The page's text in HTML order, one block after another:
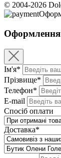
© 2004-2026
Оформлення
Ім'я*
Прізвище*
Телефон*
E-mail
Спосіб оплати
Доставка*